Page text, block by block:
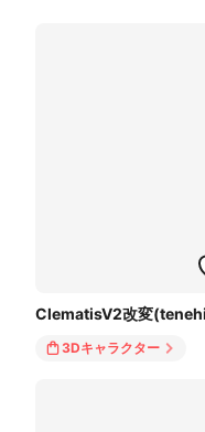
3Dキャラクター